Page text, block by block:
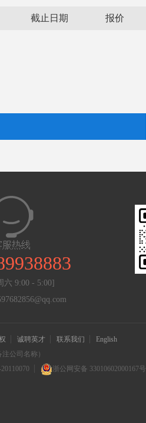
截止日期 报价
六 9:00 - 5:00]
诚聘英才 联系我们
English
公司名称）
浙公网安备 33010602000167号